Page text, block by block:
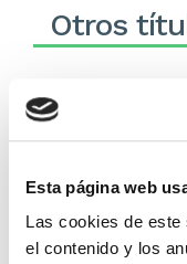
Esta página web
Las cookies de
el contenido y los
Otros